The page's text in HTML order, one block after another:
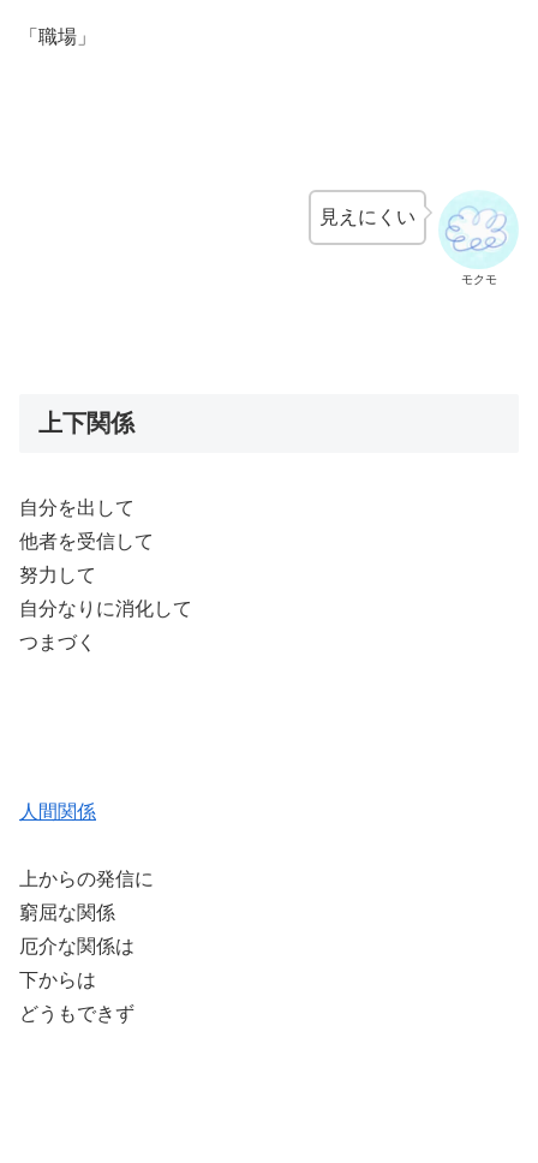
「職場」
モクモ
見えにくい
上下関係
自分を出して
他者を受信して
努力して
自分なりに消化して
つまづく
人間関係
上からの発信に
窮屈な関係
厄介な関係は
下からは
どうもできず